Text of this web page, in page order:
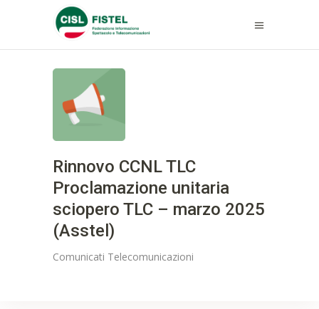
Rinnovo CCNL TLC
Proclamazione unitaria
sciopero TLC – marzo 2025
(Asstel)
Comunicati Telecomunicazioni